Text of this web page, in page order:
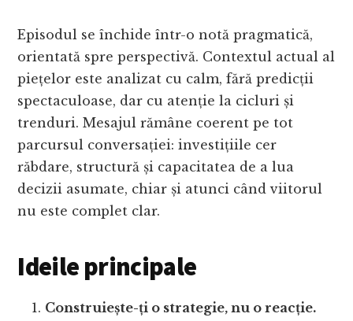
Episodul se închide într-o notă pragmatică,
orientată spre perspectivă. Contextul actual al
piețelor este analizat cu calm, fără predicții
spectaculoase, dar cu atenție la cicluri și
trenduri. Mesajul rămâne coerent pe tot
parcursul conversației: investițiile cer
răbdare, structură și capacitatea de a lua
decizii asumate, chiar și atunci când viitorul
nu este complet clar.
Ideile principale
Construiește-ți o strategie, nu o reacție.